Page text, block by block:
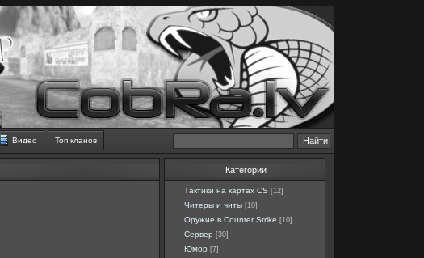
Видео Топ кланов
Категории
Тактики на картах CS [12]
Читеры и читы [10]
Оружие в Counter Strike [10]
Сервер [30]
Юмор [7]